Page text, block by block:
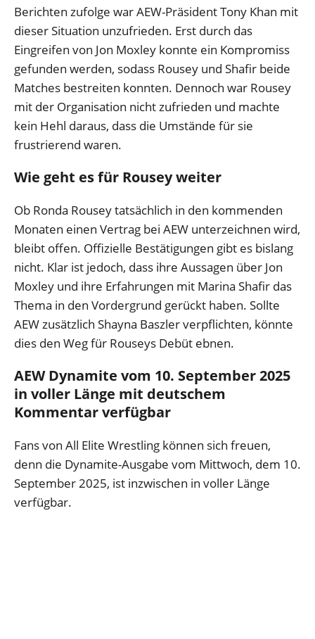
Berichten zufolge war AEW-Präsident Tony Khan mit
dieser Situation unzufrieden. Erst durch das
Eingreifen von Jon Moxley konnte ein Kompromiss
gefunden werden, sodass Rousey und Shafir beide
Matches bestreiten konnten. Dennoch war Rousey
mit der Organisation nicht zufrieden und machte
kein Hehl daraus, dass die Umstände für sie
frustrierend waren.
Wie geht es für Rousey weiter
Ob Ronda Rousey tatsächlich in den kommenden
Monaten einen Vertrag bei AEW unterzeichnen wird,
bleibt offen. Offizielle Bestätigungen gibt es bislang
nicht. Klar ist jedoch, dass ihre Aussagen über Jon
Moxley und ihre Erfahrungen mit Marina Shafir das
Thema in den Vordergrund gerückt haben. Sollte
AEW zusätzlich Shayna Baszler verpflichten, könnte
dies den Weg für Rouseys Debüt ebnen.
AEW Dynamite vom 10. September 2025
in voller Länge mit deutschem
Kommentar verfügbar
Fans von All Elite Wrestling können sich freuen,
denn die Dynamite-Ausgabe vom Mittwoch, dem 10.
September 2025, ist inzwischen in voller Länge
verfügbar.